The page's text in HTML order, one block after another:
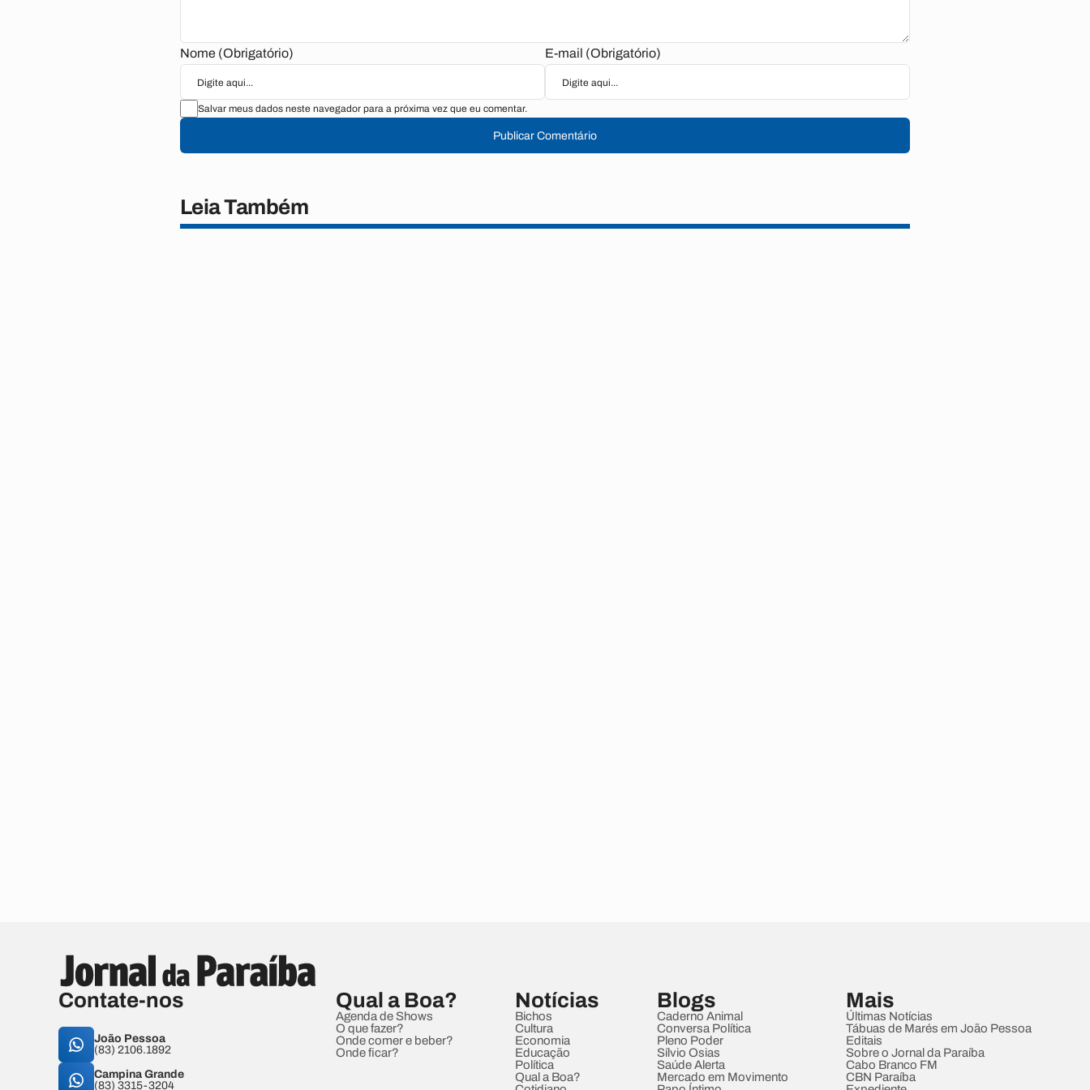
Nome (Obrigatório) E-mail (Obrigatório)
Salvar meus dados neste navegador para a próxima vez que eu comentar.
Publicar Comentário
Leia Também
Contate-nos
João Pessoa
(83) 2106.1892
Campina Grande
(83) 3315-3204
Qual a Boa?
Agenda de Shows
O que fazer?
Onde comer e beber?
Onde ficar?
Notícias
Bichos
Cultura
Economia
Educação
Política
Qual a Boa?
Blogs
Caderno Animal
Conversa Política
Pleno Poder
Sílvio Osias
Saúde Alerta
Mercado em Movimento
Mais
Últimas Notícias
Tábuas de Marés em João Pessoa
Editais
Sobre o Jornal da Paraíba
Cabo Branco FM
CBN Paraíba